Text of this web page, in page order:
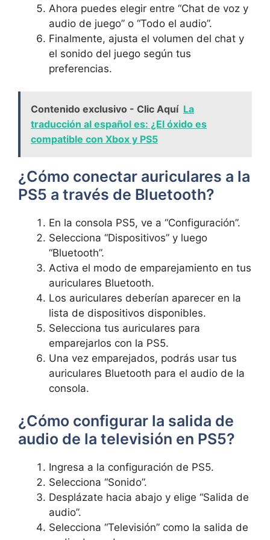
Ahora puedes elegir entre⁢ “Chat de voz y
audio de juego” o “Todo‍ el audio”.
Finalmente, ajusta el volumen del‌ chat⁣ y
‍el ⁢sonido ‍del juego según ⁤tus⁣
preferencias.
Contenido exclusivo - Clic Aquí La
traducción al español es: ¿El óxido es
compatible con Xbox y PS5
¿Cómo conectar auriculares a‍ la
PS5 a ​través de⁣ Bluetooth?
En la consola ⁢PS5, ve a​ “Configuración”.
Selecciona‌ “Dispositivos” y ‍luego
“Bluetooth”.
Activa el modo de ⁣emparejamiento en tus
auriculares Bluetooth.
Los auriculares deberían aparecer‌ en‌ la
lista de dispositivos​ disponibles.
Selecciona tus ‌auriculares para
emparejarlos ⁤con la​ PS5.
Una⁢ vez ‍emparejados,‍ podrás usar tus
auriculares⁢ Bluetooth⁢ para ⁣el audio ‍de la
consola.
¿Cómo configurar la salida de
audio ‌de la ‍televisión en PS5?
Ingresa a la configuración ⁣de PS5.
Selecciona “Sonido”.
Desplázate hacia⁤ abajo y elige “Salida de
‌audio”.
Selecciona ⁢“Televisión” como la salida de